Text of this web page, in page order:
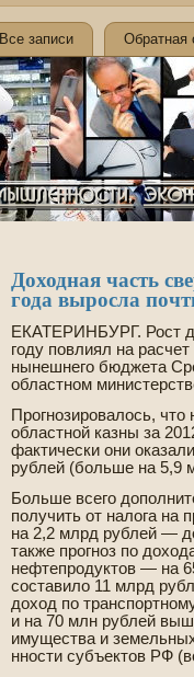
Все записи Обратная
Доходная часть
года выросла
ЕКАТЕРИНБУРГ. Рост
году повлиял на
нынешнего бюджета
областном
Прогнозировалось,
областной казны за
фактически они
рублей (больше на 5,9
Больше всего
получить от налога на
на 2,2 млрд рублей —
также прогноз по
нефтепродуктов — на
составило 11 млрд
доход по
и на 70 млн рублей
имущества и
нности субъектов РФ